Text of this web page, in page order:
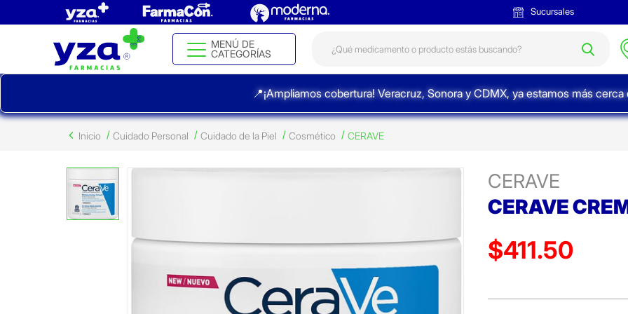
Sucursales
MENÚ DE
CATEGORÍAS
📍¡Ampliamos cobertura! Veracruz, Sonora y CDMX, ya estamos más cerca
Inicio Cuidado Personal Cuidado de la Piel Cosmético CERAVE
CERAVE
CERAVE
Precio reducido de
$411.50